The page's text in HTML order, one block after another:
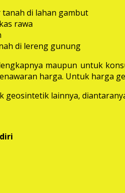
di lahan gambut
rawa
di lereng gunung
maupun untuk
harga. Untuk harga
geosintetik lainnya,